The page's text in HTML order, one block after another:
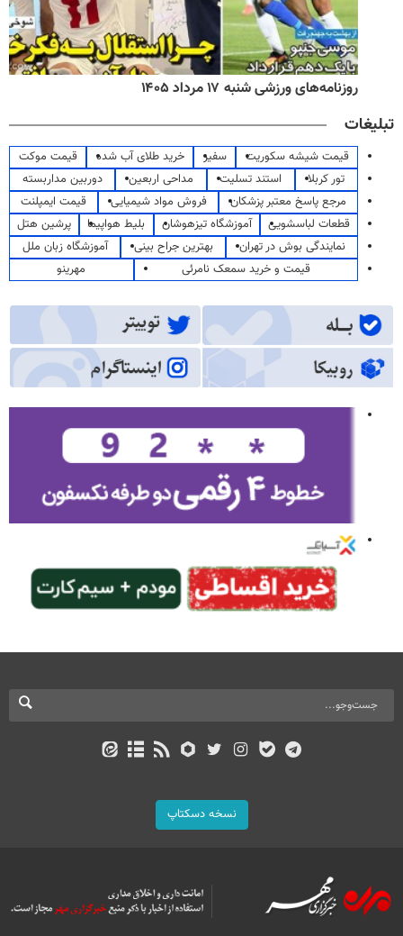
روزنامه‌های ورزشی شنبه ۱۷ مرداد ۱۴۰۵
تبلیغات
قیمت شیشه سکوریت سفیر خرید طلای آب شده
قیمت موکت
تور کربلا
استند تسلیت مداحی اربعین
دوربین مداربسته
مرجع پاسخ معتبر پزشکان
فروش مواد شیمیایی
قیمت ایمپلنت
قطعات لباسشویی
آموزشگاه تیزهوشان بلیط هواپیما
پرشین هتل
نمایندگی بوش در تهران
بهترین جراح بینی
آموزشگاه زبان ملل
قیمت و خرید سمعک نامرئی
مهرینو
نسخه دسکتاپ